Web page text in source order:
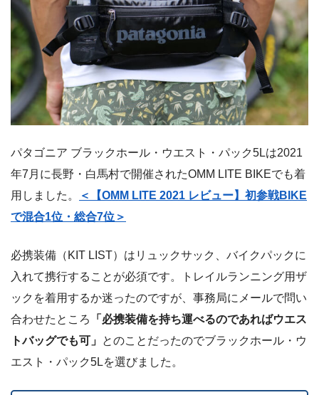
パタゴニア ブラックホール・ウエスト・パック5Lは2021
年7月に長野・白馬村で開催されたOMM LITE BIKEでも着
用しました。
＜【OMM LITE 2021 レビュー】初参戦BIKE
で混合1位・総合7位＞
必携装備（KIT LIST）はリュックサック、バイクパックに
入れて携行することが必須です。トレイルランニング用ザ
ックを着用するか迷ったのですが、事務局にメールで問い
合わせたところ
「必携装備を持ち運べるのであればウエス
トバッグでも可」 とのことだったのでブラックホール・ウ
エスト・パック5Lを選びました。